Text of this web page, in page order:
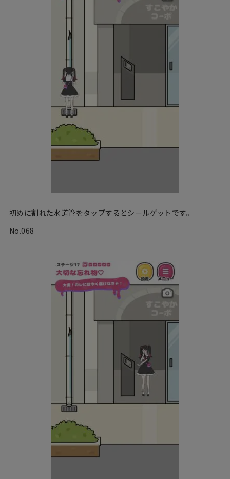
初めに割れた水道管をタップするとシールゲットです。
No.068